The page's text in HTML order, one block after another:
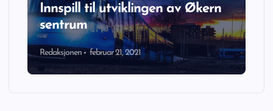
Innspill til utviklingen av Økern
sentrum
Redaksjonen februar 21, 2021